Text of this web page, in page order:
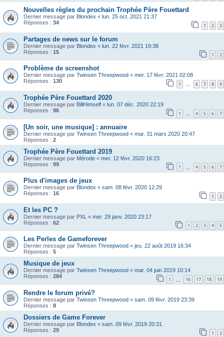
Nouvelles règles du prochain Trophée Père Fouettard
Dernier message par Blondex « lun. 25 oct. 2021 21:37
Réponses : 34 1 2 3
Partages de news sur le forum
Dernier message par Blondex « lun. 22 févr. 2021 19:38
Réponses : 15 1 2
Problème de screenshot
Dernier message par Twinsen Threepwood « mer. 17 févr. 2021 02:08
Réponses : 130 1 … 6 7 8 9
Trophée Père Fouettard 2020
Dernier message par BillHimself « lun. 07 déc. 2020 22:19
Réponses : 96 1 … 4 5 6 7
[Un soir, une musique] : annuaire
Dernier message par Twinsen Threepwood « mar. 31 mars 2020 20:47
Réponses : 2
Trophée Père Fouettard 2019
Dernier message par Mérode « mer. 12 févr. 2020 16:23
Réponses : 99 1 4 5 6 7
Plus d'images de jeux
Dernier message par Blondex « sam. 08 févr. 2020 12:29
Réponses : 16 1 2
Et les PC ?
Dernier message par PXL « mer. 29 janv. 2020 23:17
Réponses : 62 1 2 3 4 5
Les Perles de Gameforever
Dernier message par Twinsen Threepwood « jeu. 22 août 2019 16:34
Réponses : 5
Musique de jeux
Dernier message par Twinsen Threepwood « mar. 04 juin 2019 10:14
Réponses : 284 1 16 17 18 19
Rendre le forum privé?
Dernier message par Twinsen Threepwood « sam. 09 févr. 2019 23:39
Réponses : 8
Dossiers de Game Forever
Dernier message par Blondex « sam. 09 févr. 2019 20:31
Réponses : 29 1 2